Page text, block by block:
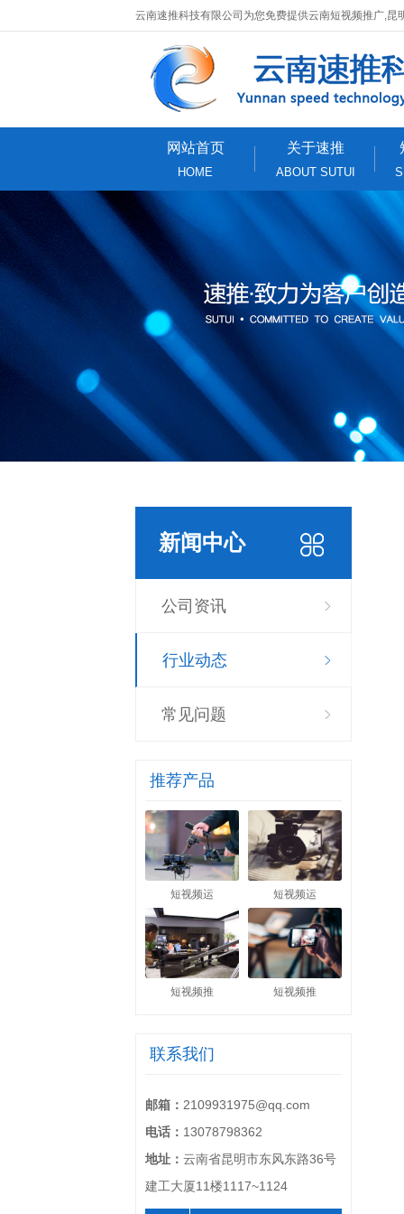
云南速推科技有限公司为您免费提供云南短视频推广,
网站首页
HOME
关于速推
ABOUT SUTUI
新闻中心
公司资讯
行业动态
常见问题
推荐产品
短视频运 短视频运
短视频推 短视频推
联系我们
邮箱： 2109931975@qq.com
电话： 13078798362
地址： 云南省昆明市东风东路36号
建工大厦11楼1117~1124